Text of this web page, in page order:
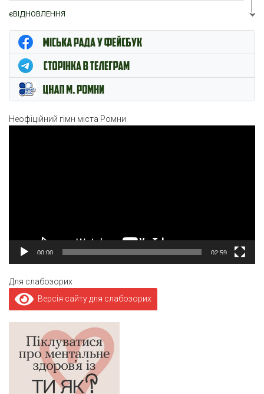
єВІДНОВЛЕННЯ
ЦНАП м. Ромни
Неофіційний гімн міста Ромни
00:00 02:59
Для слабозорих
Версія сайту для слабозорих